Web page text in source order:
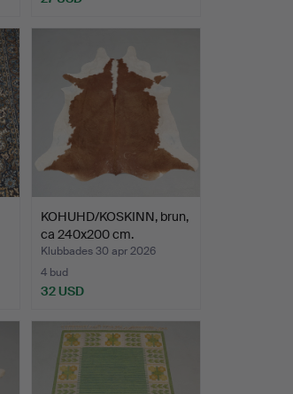
KOHUHD/KOSKINN, brun,
ca 240x200 cm.
Klubbades 30 apr 2026
4 bud
32 USD